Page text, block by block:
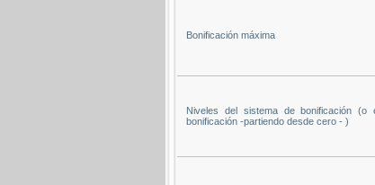
Bonificación máxima
Niveles del sistema de bonificación
bonificación -partiendo desde cero - )